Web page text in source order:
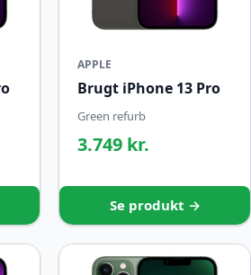
APPLE
Brugt iPhone 13 Pro
Green refurb
3.749 kr.
Se produkt →